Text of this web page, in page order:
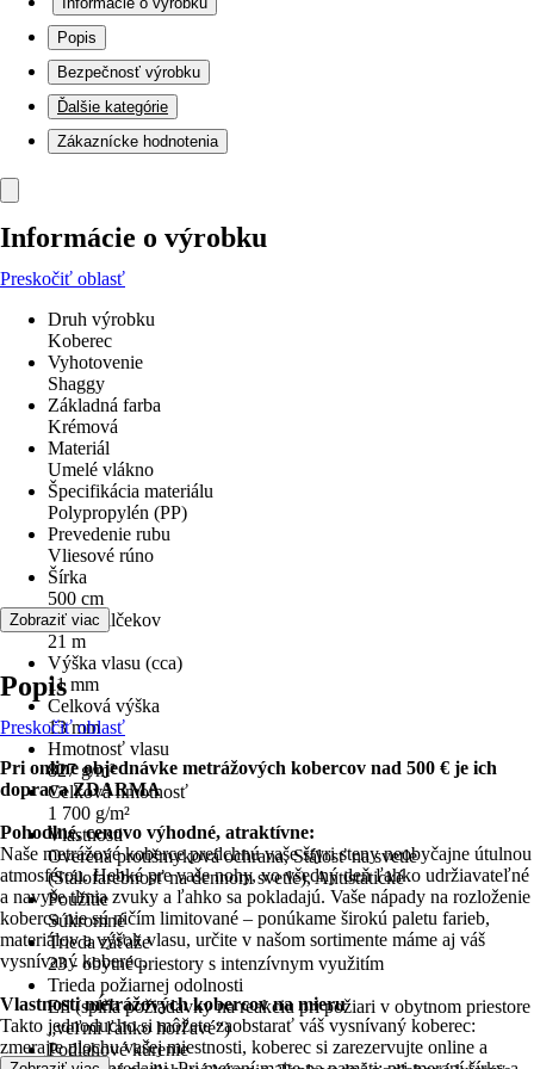
Popis
Bezpečnosť výrobku
Ďalšie kategórie
Zákaznícke hodnotenia
Informácie o výrobku
Preskočiť oblasť
Druh výrobku
Koberec
Vyhotovenie
Shaggy
Základná farba
Krémová
Materiál
Umelé vlákno
Špecifikácia materiálu
Polypropylén (PP)
Prevedenie rubu
Vliesové rúno
Šírka
500 cm
dĺžka valčekov
21 m
Výška vlasu (cca)
11 mm
Celková výška
13 mm
Hmotnosť vlasu
827 g/m²
Celková hmotnosť
1 700 g/m²
Vlastnosti
Overená protišmyková ochrana, Stálosť na svetle
(Stálofarebnosť na dennom svetle), Antistatické
Použitie
Súkromné
Trieda záťaže
23 - obytné priestory s intenzívnym využitím
Trieda požiarnej odolnosti
Efl (spĺňa požiadavky na reakciu pri požiari v obytnom priestore
„veľmi ľahko horľavé“)
Podlahové kúrenie
Zobraziť viac
Popis
Preskočiť oblasť
Pri online objednávke metrážových kobercov nad 500 € je ich
doprava ZDARMA
Pohodlné, cenovo výhodné, atraktívne:
Naše metrážové koberce predchnú vaše štyri steny neobyčajne útulnou
atmosférou. Hebké pre vaše nohy, vo všedný deň ľahko udržiavateľné
a navyše tlmia zvuky a ľahko sa pokladajú. Vaše nápady na rozloženie
koberca nie sú ničím limitované – ponúkame širokú paletu farieb,
materiálov a výšok vlasu, určite v našom sortimente máme aj váš
vysnívaný koberec.
Vlastnosti metrážových kobercov na mieru
Takto jednoducho si môžete zaobstarať váš vysnívaný koberec:
zmerajte plochu vašej miestnosti, koberec si zarezervujte online a